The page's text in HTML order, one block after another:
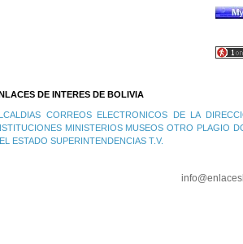
DE INTERES DE BOLIVIA
CORREOS ELECTRONICOS DE LA
MINISTERIOS MUSEOS OTRO PLAGIO
ESTADO SUPERINTENDENCIAS T.V.